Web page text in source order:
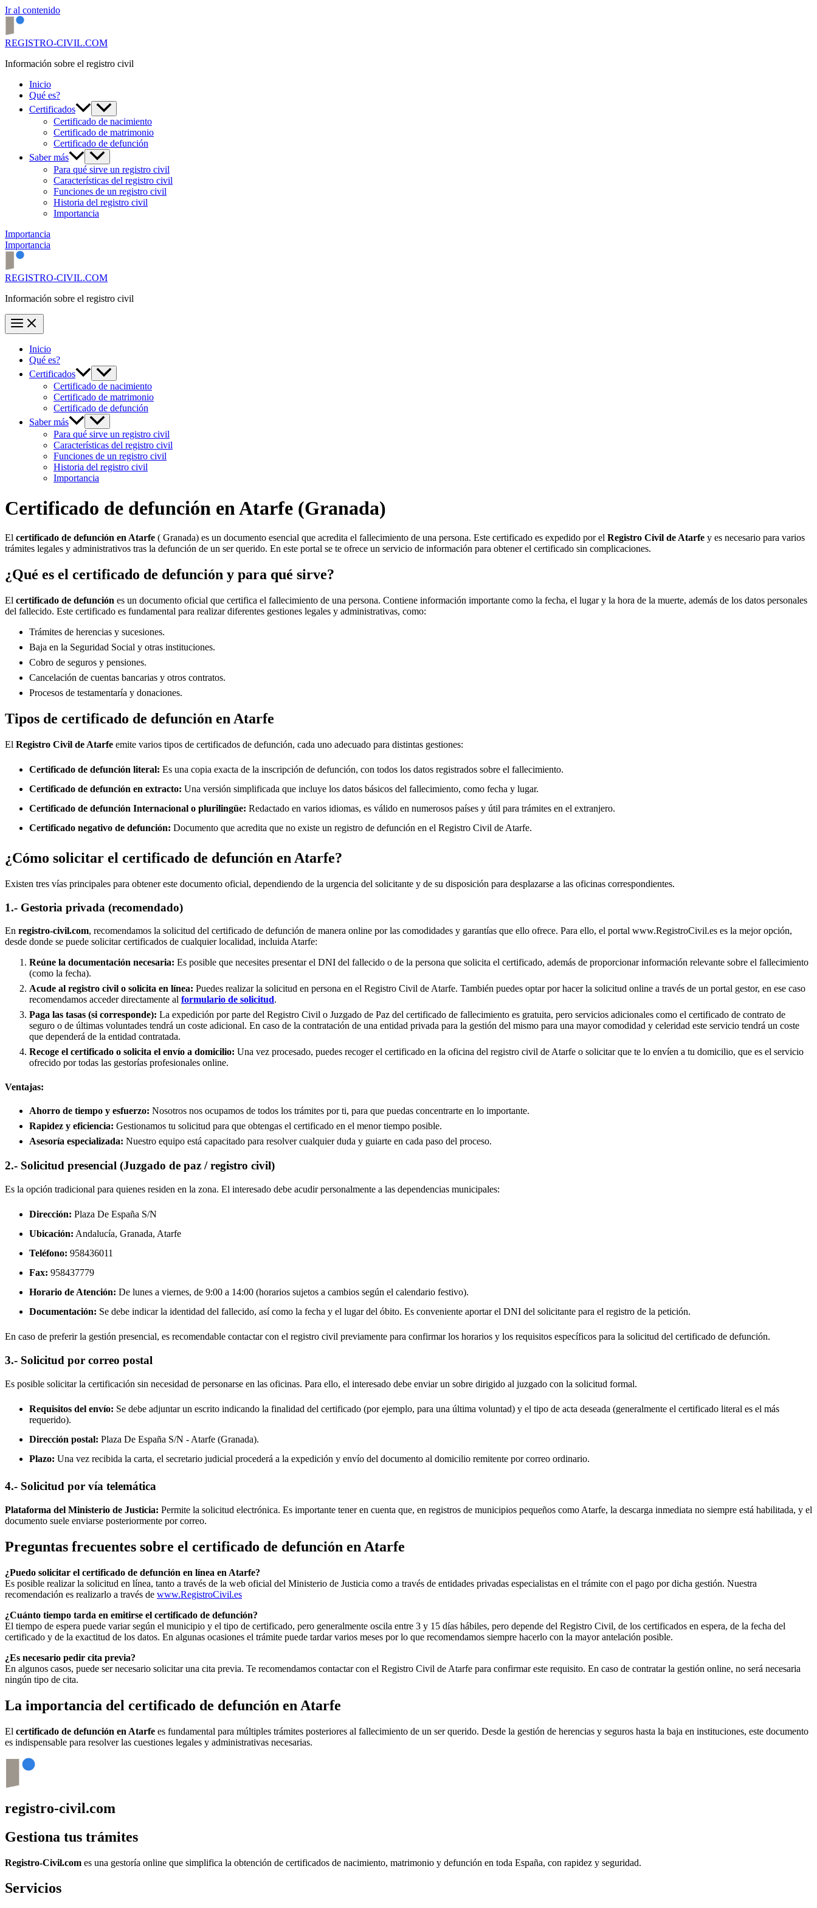
Ir al contenido
REGISTRO-CIVIL.COM
Información sobre el registro civil
Inicio
Qué es?
Certificados
Certificado de nacimiento
Certificado de matrimonio
Certificado de defunción
Saber más
Para qué sirve un registro civil
Características del registro civil
Funciones de un registro civil
Historia del registro civil
Importancia
Importancia
Importancia
REGISTRO-CIVIL.COM
Información sobre el registro civil
Inicio
Qué es?
Certificados
Certificado de nacimiento
Certificado de matrimonio
Certificado de defunción
Saber más
Para qué sirve un registro civil
Características del registro civil
Funciones de un registro civil
Historia del registro civil
Importancia
Certificado de defunción enAtarfe (Granada)
El certificado de defunción en Atarfe ( Granada) es un documento esencial que acredita el fallecimiento de una persona. Este certificado es expedido por el Registro Civil de Atarfe y es necesario para varios
trámites legales y administrativos tras la defunción de un ser querido. En este portal se te ofrece un servicio de información para obtener el certificado sin complicaciones.
¿Qué es el certificado de defunción y para qué sirve?
El certificado de defunción es un documento oficial que certifica el fallecimiento de una persona. Contiene información importante como la fecha, el lugar y la hora de la muerte, además de los datos personales
del fallecido. Este certificado es fundamental para realizar diferentes gestiones legales y administrativas, como:
Trámites de herencias y sucesiones.
Baja en la Seguridad Social y otras instituciones.
Cobro de seguros y pensiones.
Cancelación de cuentas bancarias y otros contratos.
Procesos de testamentaría y donaciones.
Tipos de certificado de defunción en Atarfe
El Registro Civil de Atarfe emite varios tipos de certificados de defunción, cada uno adecuado para distintas gestiones:
Certificado de defunción literal: Es una copia exacta de la inscripción de defunción, con todos los datos registrados sobre el fallecimiento.
Certificado de defunción en extracto: Una versión simplificada que incluye los datos básicos del fallecimiento, como fecha y lugar.
Certificado de defunción Internacional o plurilingüe: Redactado en varios idiomas, es válido en numerosos países y útil para trámites en el extranjero.
Certificado negativo de defunción: Documento que acredita que no existe un registro de defunción en el Registro Civil de Atarfe.
¿Cómo solicitar el certificado de defunción en Atarfe?
Existen tres vías principales para obtener este documento oficial, dependiendo de la urgencia del solicitante y de su disposición para desplazarse a las oficinas correspondientes.
1.- Gestoria privada (recomendado)
En registro-civil.com, recomendamos la solicitud del certificado de defunción de manera online por las comodidades y garantías que ello ofrece. Para ello, el portal www.RegistroCivil.es es la mejor opción,
desde donde se puede solicitar certificados de cualquier localidad, incluida Atarfe:
Reúne la documentación necesaria: Es posible que necesites presentar el DNI del fallecido o de la persona que solicita el certificado, además de proporcionar información relevante sobre el fallecimiento
(como la fecha).
Acude al registro civil o solicita en línea: Puedes realizar la solicitud en persona en el Registro Civil de Atarfe. También puedes optar por hacer la solicitud online a través de un portal gestor, en ese caso
recomendamos acceder directamente al formulario de solicitud.
Paga las tasas (si corresponde): La expedición por parte del Registro Civil o Juzgado de Paz del certificado de fallecimiento es gratuita, pero servicios adicionales como el certificado de contrato de
seguro o de últimas voluntades tendrá un coste adicional. En caso de la contratación de una entidad privada para la gestión del mismo para una mayor comodidad y celeridad este servicio tendrá un coste
que dependerá de la entidad contratada.
Recoge el certificado o solicita el envío a domicilio: Una vez procesado, puedes recoger el certificado en la oficina del registro civil deAtarfe o solicitar que te lo envíen a tu domicilio, que es el servicio
ofrecido por todas las gestorías profesionales online.
Ventajas:
Ahorro de tiempo y esfuerzo: Nosotros nos ocupamos de todos los trámites por ti, para que puedas concentrarte en lo importante.
Rapidez y eficiencia: Gestionamos tu solicitud para que obtengas el certificado en el menor tiempo posible.
Asesoría especializada: Nuestro equipo está capacitado para resolver cualquier duda y guiarte en cada paso del proceso.
2.- Solicitud presencial (Juzgado de paz / registro civil)
Es la opción tradicional para quienes residen en la zona. El interesado debe acudir personalmente a las dependencias municipales:
Dirección: Plaza De España S/N
Ubicación: Andalucía, Granada, Atarfe
Teléfono: 958436011
Fax: 958437779
Horario de Atención: De lunes a viernes, de 9:00 a 14:00 (horarios sujetos a cambios según el calendario festivo).
Documentación: Se debe indicar la identidad del fallecido, así como la fecha y el lugar del óbito. Es conveniente aportar el DNI del solicitante para el registro de la petición.
En caso de preferir la gestión presencial, es recomendable contactar con el registro civil previamente para confirmar los horarios y los requisitos específicos para la solicitud del certificado de defunción.
3.- Solicitud por correo postal
Es posible solicitar la certificación sin necesidad de personarse en las oficinas. Para ello, el interesado debe enviar un sobre dirigido al juzgado con la solicitud formal.
Requisitos del envío: Se debe adjuntar un escrito indicando la finalidad del certificado (por ejemplo, para una última voluntad) y el tipo de acta deseada (generalmente el certificado literal es el más
requerido).
Dirección postal: Plaza De España S/N - Atarfe (Granada).
Plazo: Una vez recibida la carta, el secretario judicial procederá a la expedición y envío del documento al domicilio remitente por correo ordinario.
4.- Solicitud por vía telemática
Plataforma del Ministerio de Justicia: Permite la solicitud electrónica. Es importante tener en cuenta que, en registros de municipios pequeños como Atarfe, la descarga inmediata no siempre está habilitada, y el
documento suele enviarse posteriormente por correo.
Preguntas frecuentes sobre el certificado de defunción en Atarfe
¿Puedo solicitar el certificado de defunción en línea en Atarfe?
Es posible realizar la solicitud en línea, tanto a través de la web oficial del Ministerio de Justicia como a través de entidades privadas especialistas en el trámite con el pago por dicha gestión. Nuestra
recomendación es realizarlo a través de www.RegistroCivil.es
¿Cuánto tiempo tarda en emitirse el certificado de defunción?
El tiempo de espera puede variar según el municipio y el tipo de certificado, pero generalmente oscila entre 3 y 15 días hábiles, pero depende del Registro Civil, de los certificados en espera, de la fecha del
certificado y de la exactitud de los datos. En algunas ocasiones el trámite puede tardar varios meses por lo que recomendamos siempre hacerlo con la mayor antelación posible.
¿Es necesario pedir cita previa?
En algunos casos, puede ser necesario solicitar una cita previa. Te recomendamos contactar con el Registro Civil de Atarfe para confirmar este requisito. En caso de contratar la gestión online, no será necesaria
ningún tipo de cita.
La importancia del certificado de defunción en Atarfe
El certificado de defunción en Atarfe es fundamental para múltiples trámites posteriores al fallecimiento de un ser querido. Desde la gestión de herencias y seguros hasta la baja en instituciones, este documento
es indispensable para resolver las cuestiones legales y administrativas necesarias.
registro-civil.com
Gestiona tus trámites
Registro-Civil.com es una gestoría online que simplifica la obtención de certificados de nacimiento, matrimonio y defunción en toda España, con rapidez y seguridad.
Servicios